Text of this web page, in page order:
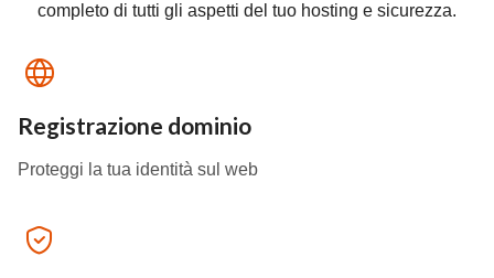
completo di tutti gli aspetti del tuo hosting e sicurezza.
Registrazione dominio
Proteggi la tua identità sul web